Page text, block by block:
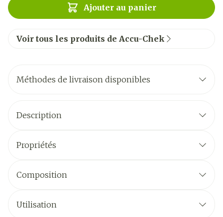
Ajouter au panier
Voir tous les produits de Accu-Chek
Méthodes de livraison disponibles
Description
Propriétés
Composition
Utilisation